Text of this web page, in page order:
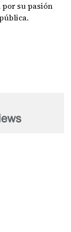
su pasión